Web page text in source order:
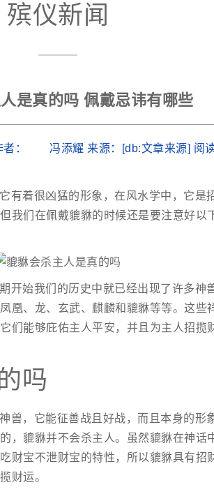
殡仪新闻
是真的吗 佩戴忌讳有哪些
者： 冯添耀 来源：[db:文章来源] 阅
有着很凶猛的形象，在风水学中，它是
我们在佩戴貔貅的时候还是要注意好以
开始我们的历史中就已经出现了许多神
凰、龙、玄武、麒麟和貔貅等等。这些
们能够庇佑主人平安，并且为主人招揽
吗
兽，它能征善战且好战，而且本身的形
，貔貅并不会杀主人。虽然貔貅在神话
财宝不泄财宝的特性，所以貔貅具有招
财运。